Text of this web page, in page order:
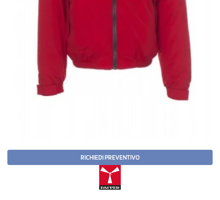
RICHIEDI PREVENTIVO